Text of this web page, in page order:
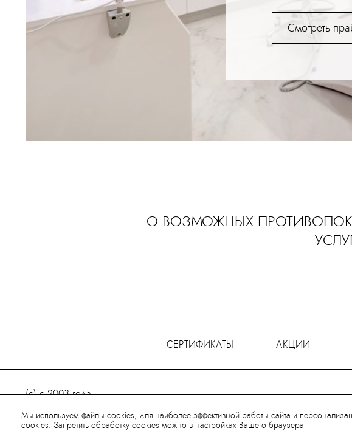
Смотреть
О ВОЗМОЖНЫХ
СЕРТИФИКАТЫ АКЦИИ
(с) с 2003 года
Юридическая информация
Франшиза
Мы используем файлы cookies, для наиболее эффективной работы сайта и
cookies. Запретить обработку cookies можно в настройках Вашего браузера